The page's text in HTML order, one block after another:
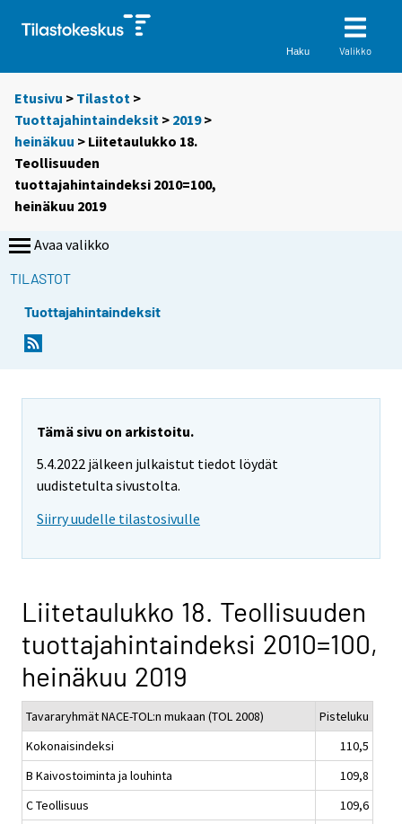
Haku Valikko
Etusivu > Tilastot >
Tuottajahintaindeksit > 2019>
heinäkuu > Liitetaulukko 18.
Teollisuuden
tuottajahintaindeksi 2010=100,
heinäkuu 2019
Avaa valikko
TILASTOT
Tuottajahintaindeksit
Tämä sivu on arkistoitu.
5.4.2022 jälkeen julkaistut tiedot löydät
uudistetulta sivustolta.
Siirry uudelle tilastosivulle
Liitetaulukko 18. Teollisuuden
tuottajahintaindeksi 2010=100,
heinäkuu 2019
Tavararyhmät NACE-TOL:n mukaan (TOL 2008)
Pisteluku
Kokonaisindeksi
110,5
B Kaivostoiminta ja louhinta
109,8
C Teollisuus
109,6